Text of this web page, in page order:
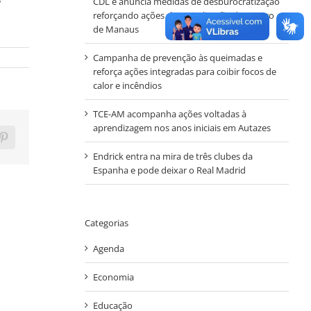
Pinterest
reforçando ações de revitalização do Centro
de Manaus
Campanha de prevenção às queimadas e
reforça ações integradas para coibir focos de
calor e incêndios
TCE-AM acompanha ações voltadas à
aprendizagem nos anos iniciais em Autazes
Endrick entra na mira de três clubes da
Espanha e pode deixar o Real Madrid
Categorias
Agenda
Economia
Educação